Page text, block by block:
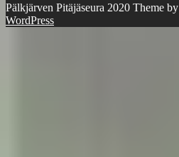
Pälkjärven Pitäjäseura 2020 Theme by
WordPress